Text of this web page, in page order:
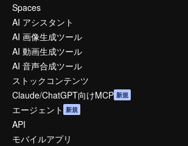
Spaces
AI アシスタント
AI 画像生成ツール
AI 動画生成ツール
AI 音声合成ツール
ストックコンテンツ
Claude/ChatGPT向けMCP 新規
エージェント 新規
API
モバイルアプリ